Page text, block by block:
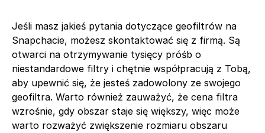
Jeśli masz jakieś pytania dotyczące geofiltrów na
Snapchacie, możesz skontaktować się z firmą. Są
otwarci na otrzymywanie tysięcy próśb o
niestandardowe filtry i chętnie współpracują z Tobą,
aby upewnić się, że jesteś zadowolony ze swojego
geofiltra. Warto również zauważyć, że cena filtra
wzrośnie, gdy obszar staje się większy, więc może
warto rozważyć zwiększenie rozmiaru obszaru